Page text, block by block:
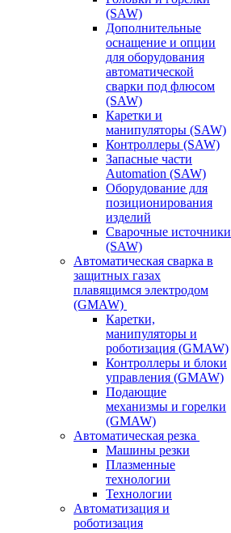
(SAW)
Дополнительные
оснащение и опции
для оборудования
автоматической
сварки под флюсом
(SAW)
Каретки и
манипуляторы (SAW)
Контроллеры (SAW)
Запасные части
Automation (SAW)
Оборудование для
позиционирования
изделий
Сварочные источники
(SAW)
Автоматическая сварка в
защитных газах
плавящимся электродом
(GMAW)
Каретки,
манипуляторы и
роботизация (GMAW)
Контроллеры и блоки
управления (GMAW)
Подающие
механизмы и горелки
(GMAW)
Автоматическая резка
Машины резки
Плазменные
технологии
Технологии
Автоматизация и
роботизация